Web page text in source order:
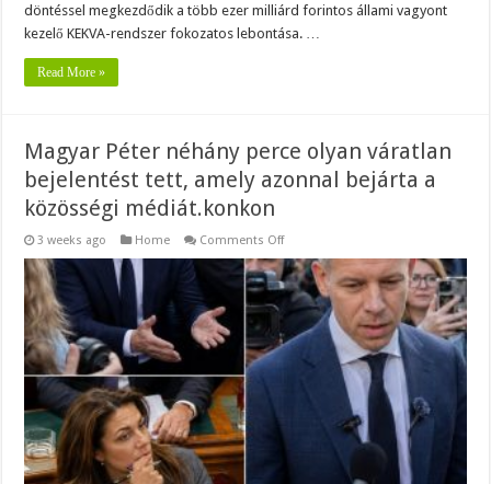
döntéssel megkezdődik a több ezer milliárd forintos állami vagyont
kezelő KEKVA-rendszer fokozatos lebontása. …
Read More »
Magyar Péter néhány perce olyan váratlan
bejelentést tett, amely azonnal bejárta a
közösségi médiát.konkon
3 weeks ago Home Comments Offon
Péter
néhány
perce
olyan
váratlan
bejelentést
tett,
amely
közösségi
médiát.konkon